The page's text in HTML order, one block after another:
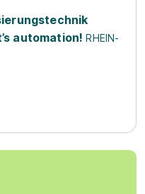
automation! RHEIN-